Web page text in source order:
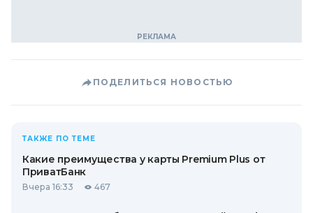
ПОДЕЛИТЬСЯ НОВОСТЬЮ
ТАКЖЕ ПО ТЕМЕ
Какие преимущества у карты Premium Plus от
ПриватБанк
Вчера 16:33 467